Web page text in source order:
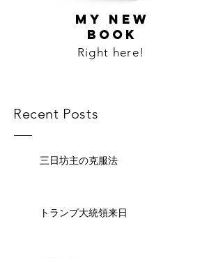
MY NEW
BOOK
Right here!
Recent Posts
三日坊主の克服法
トランプ大統領来日